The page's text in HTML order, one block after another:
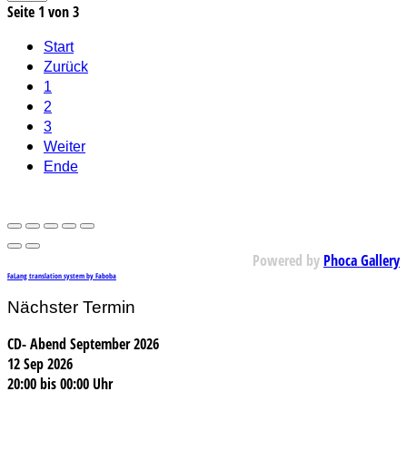
Seite 1 von 3
Start
Zurück
1
2
3
Weiter
Ende
Powered by Phoca Gallery
FaLang translation system by Faboba
Nächster Termin
CD- Abend September 2026
12 Sep 2026
20:00bis00:00 Uhr